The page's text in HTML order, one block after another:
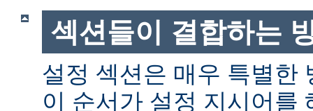
섹션들이 결합하는
설정 섹션은 매우 특별한
이 순서가 설정 지시어를